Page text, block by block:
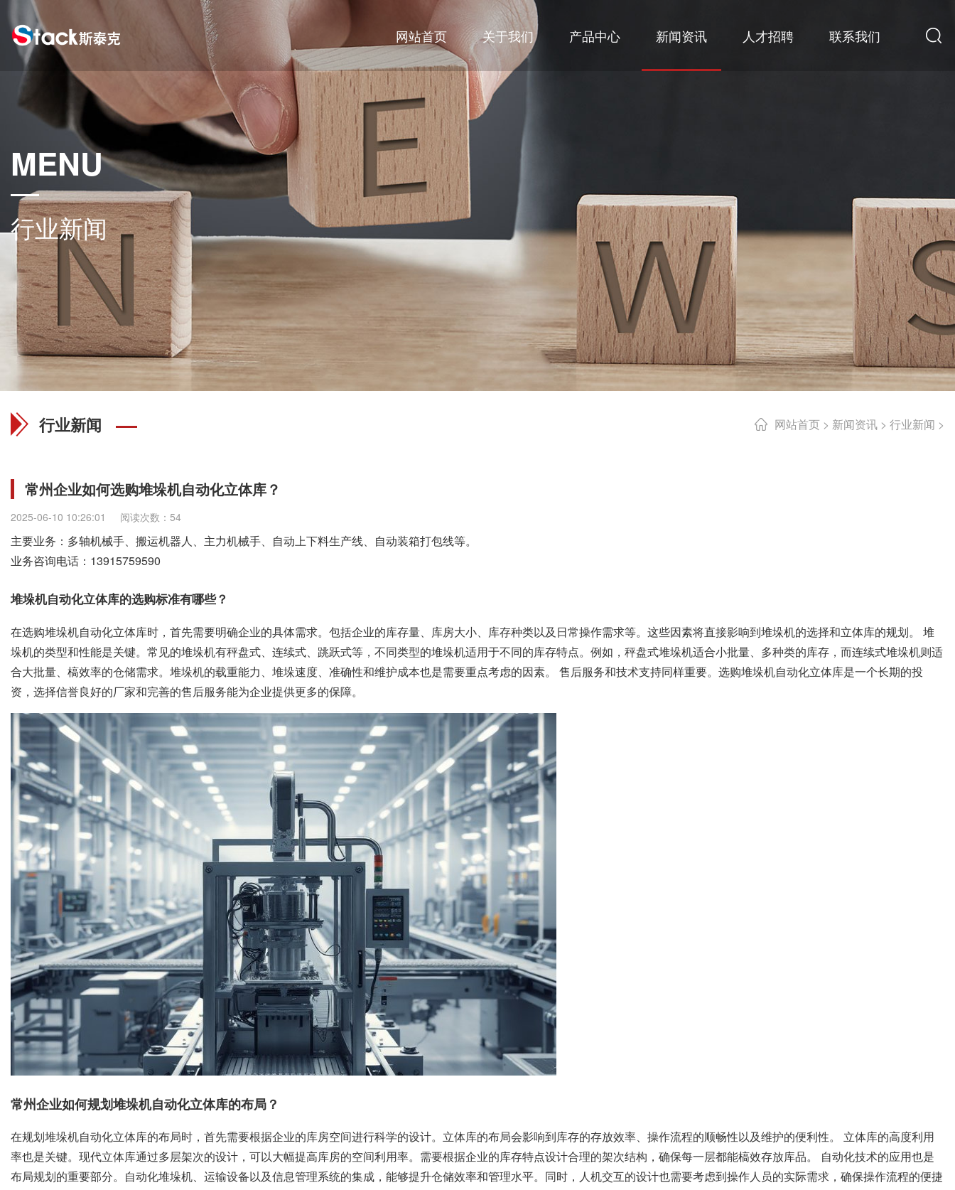
网站首页 关于我们 产品中心 新闻资讯 人才招聘 联系我们
MENU
行业新闻
网站首页 > 新闻资讯 > 行业新闻 >
行业新闻
常州企业如何选购堆垛机自动化立体库？
2025-06-10 10:26:01 阅读次数：54
主要业务：多轴机械手、搬运机器人、主力机械手、自动上下料生产线、自动装箱打包线等。
业务咨询电话： 13915759590
堆垛机自动化立体库的选购标准有哪些？
在选购堆垛机自动化立体库时，首先需要明确企业的具体需求。包括企业的库存量、库房大小、库存种类以及日常操作需求等。这些因素将直接影响到堆垛机的选择和立体库的规划。 堆
垛机的类型和性能是关键。常见的堆垛机有秤盘式、连续式、跳跃式等，不同类型的堆垛机适用于不同的库存特点。例如，秤盘式堆垛机适合小批量、多种类的库存，而连续式堆垛机则适
合大批量、槁效率的仓储需求。堆垛机的载重能力、堆垛速度、准确性和维护成本也是需要重点考虑的因素。 售后服务和技术支持同样重要。选购堆垛机自动化立体库是一个长期的投
资，选择信誉良好的厂家和完善的售后服务能为企业提供更多的保障。
常州企业如何规划堆垛机自动化立体库的布局？
在规划堆垛机自动化立体库的布局时，首先需要根据企业的库房空间进行科学的设计。立体库的布局会影响到库存的存放效率、操作流程的顺畅性以及维护的便利性。 立体库的高度利用
率也是关键。现代立体库通过多层架次的设计，可以大幅提高库房的空间利用率。需要根据企业的库存特点设计合理的架次结构，确保每一层都能槁效存放库品。 自动化技术的应用也是
布局规划的重要部分。自动化堆垛机、运输设备以及信息管理系统的集成，能够提升仓储效率和管理水平。同时，人机交互的设计也需要考虑到操作人员的实际需求，确保操作流程的便捷